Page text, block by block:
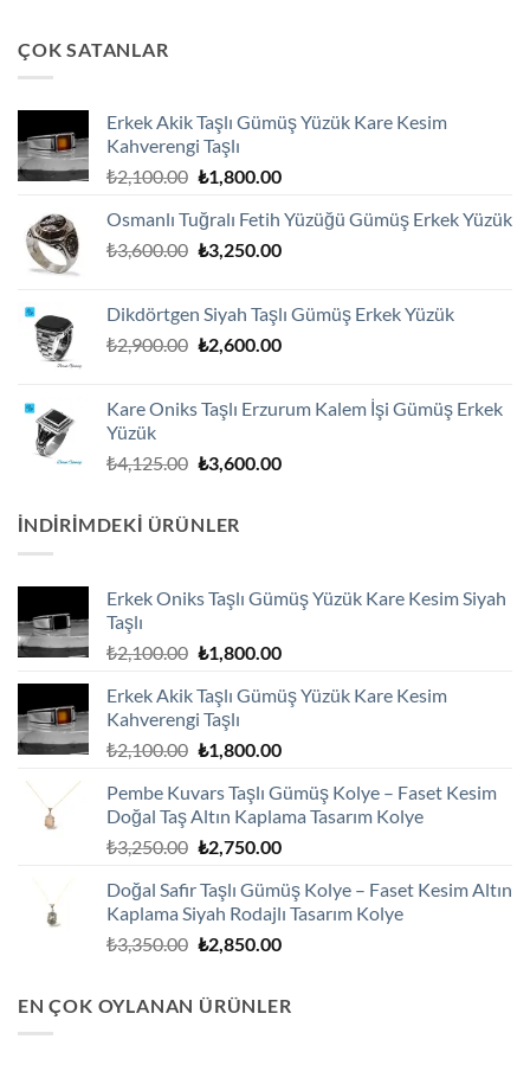
ÇOK SATANLAR
Erkek Akik Taşlı Gümüş Yüzük Kare Kesim
Kahverengi Taşlı
₺2,100.00 Orijinal
₺2,100.00.
₺1,800.00Şu
fiyat:
₺1,800.00.
Osmanlı Tuğralı Fetih Yüzüğü Gümüş Erkek Yüzük
₺3,600.00 Orijinal
₺3,250.00Şu
₺3,250.00.
Dikdörtgen Siyah Taşlı Gümüş Erkek Yüzük
₺2,900.00 Orijinal
₺2,600.00Şu
₺2,600.00.
Kare Oniks Taşlı Erzurum Kalem İşi Gümüş Erkek
Yüzük
₺4,125.00 Orijinal
₺3,600.00Şu
İNDIRIMDEKI ÜRÜNLER
Erkek Oniks Taşlı Gümüş Yüzük Kare Kesim Siyah
Taşlı
₺2,100.00 Orijinal
₺2,100.00.
₺1,800.00Şu
fiyat:
Erkek Akik Taşlı Gümüş Yüzük Kare Kesim
Kahverengi Taşlı
₺2,100.00 Orijinal
₺2,100.00.
₺1,800.00Şu
fiyat:
₺1,800.00.
Pembe Kuvars Taşlı Gümüş Kolye – Faset Kesim
Doğal Taş Altın Kaplama Tasarım Kolye
₺3,250.00 Orijinal
₺3,250.00.
₺2,750.00Şu
fiyat:
₺2,750.00.
Doğal Safir Taşlı Gümüş Kolye – Faset Kesim Altın
Kaplama Siyah Rodajlı Tasarım Kolye
₺3,350.00 Orijinal
₺2,850.00Şu
₺2,850.00.
EN ÇOK OYLANAN ÜRÜNLER